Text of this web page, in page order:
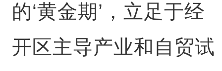
的‘黄金期’，立足于经
开区主导产业和自贸试